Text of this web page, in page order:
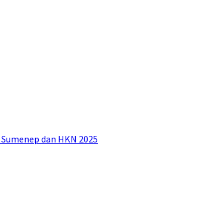
dan HKN 2025